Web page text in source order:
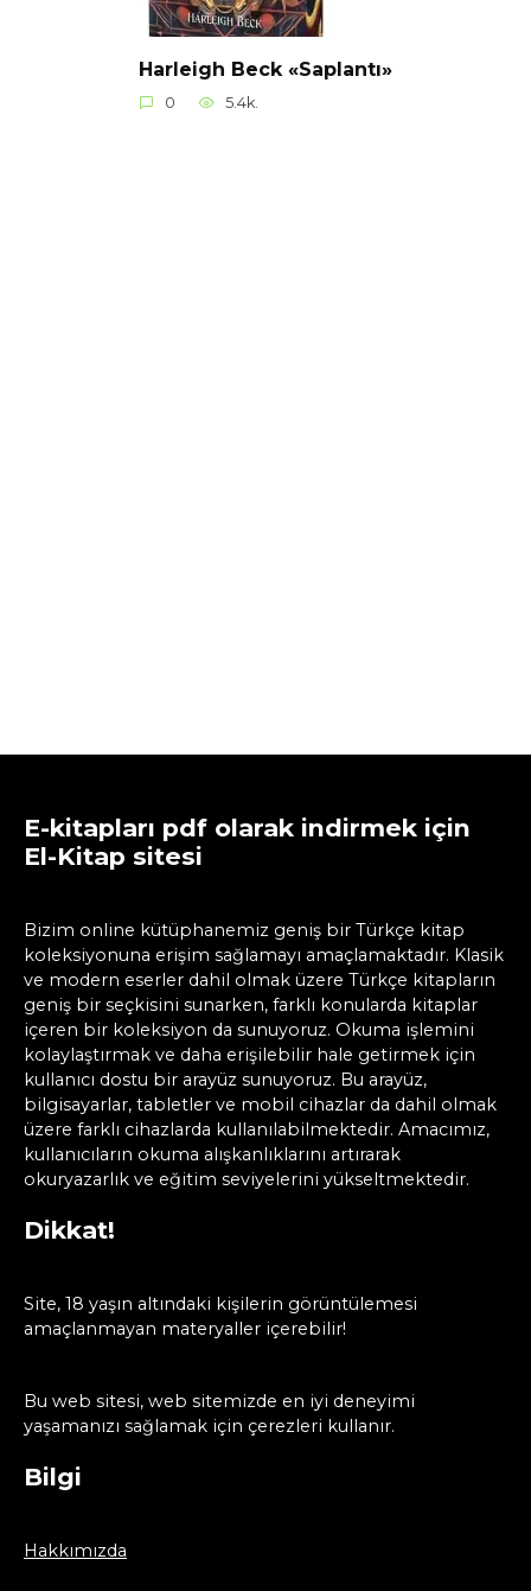
Harleigh Beck «Saplantı»
0 5.4k.
E-kitapları pdf olarak indirmek için
El-Kitap sitesi
Bizim online kütüphanemiz geniş bir Türkçe kitap
koleksiyonuna erişim sağlamayı amaçlamaktadır. Klasik
ve modern eserler dahil olmak üzere Türkçe kitapların
geniş bir seçkisini sunarken, farklı konularda kitaplar
içeren bir koleksiyon da sunuyoruz. Okuma işlemini
kolaylaştırmak ve daha erişilebilir hale getirmek için
kullanıcı dostu bir arayüz sunuyoruz. Bu arayüz,
bilgisayarlar, tabletler ve mobil cihazlar da dahil olmak
üzere farklı cihazlarda kullanılabilmektedir. Amacımız,
kullanıcıların okuma alışkanlıklarını artırarak
okuryazarlık ve eğitim seviyelerini yükseltmektedir.
Dikkat!
Site, 18 yaşın altındaki kişilerin görüntülemesi
amaçlanmayan materyaller içerebilir!
Bu web sitesi, web sitemizde en iyi deneyimi
yaşamanızı sağlamak için çerezleri kullanır.
Bilgi
Hakkımızda